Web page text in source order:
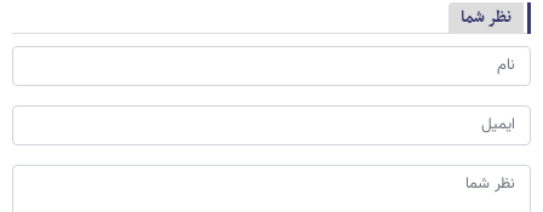
نظر شما